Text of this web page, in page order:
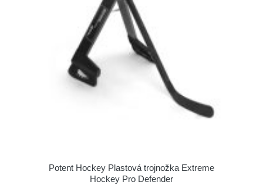
Potent Hockey Plastová trojnožka Extreme
Hockey Pro Defender